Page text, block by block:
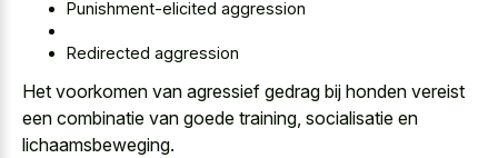
Punishment-elicited aggression
Redirected aggression
Het voorkomen van agressief gedrag bij honden vereist
een combinatie van goede training, socialisatie en
lichaamsbeweging.